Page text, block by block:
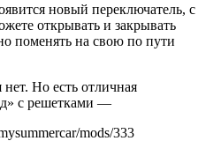
новый переключатель, с
открывать и закрывать
поменять на свою по пути
Но есть отличная
с решетками —
mods/333